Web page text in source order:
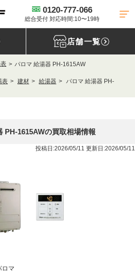
0120-777-066
総合受付 対応時間:10〜19時
店舗一覧
パロマ 給湯器 PH-1615AW
表 建材 給湯器
パロマ 給湯器 PH-
PH-1615AWの買取相場情報
投稿日:2026/05/11 更新日:2026/05/11
ロマ